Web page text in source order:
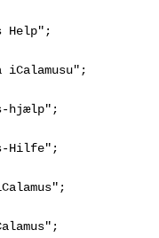
Help";
iCalamusu";
hjælp";
Hilfe";